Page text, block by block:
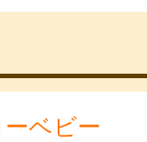
ベビー